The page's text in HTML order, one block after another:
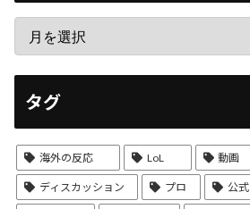
タグ
海外の反応 LoL 動画
ディスカッション プロ 公式